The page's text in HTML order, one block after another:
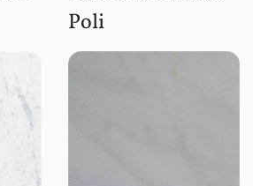
Poli